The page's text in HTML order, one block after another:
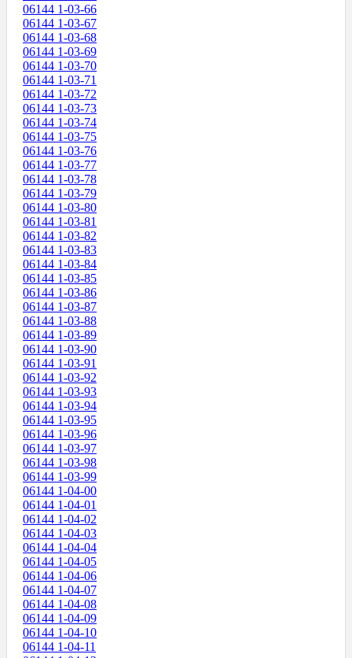
06144 1-03-66
06144 1-03-67
06144 1-03-68
06144 1-03-69
06144 1-03-70
06144 1-03-71
06144 1-03-72
06144 1-03-73
06144 1-03-74
06144 1-03-75
06144 1-03-76
06144 1-03-77
06144 1-03-78
06144 1-03-79
06144 1-03-80
06144 1-03-81
06144 1-03-82
06144 1-03-83
06144 1-03-84
06144 1-03-85
06144 1-03-86
06144 1-03-87
06144 1-03-88
06144 1-03-89
06144 1-03-90
06144 1-03-91
06144 1-03-92
06144 1-03-93
06144 1-03-94
06144 1-03-95
06144 1-03-96
06144 1-03-97
06144 1-03-98
06144 1-03-99
06144 1-04-00
06144 1-04-01
06144 1-04-02
06144 1-04-03
06144 1-04-04
06144 1-04-05
06144 1-04-06
06144 1-04-07
06144 1-04-08
06144 1-04-09
06144 1-04-10
06144 1-04-11